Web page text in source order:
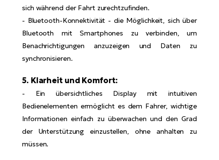
sich während der Fahrt zurechtzufinden.
- Bluetooth-Konnektivität - die Möglichkeit, sich über
Bluetooth mit Smartphones zu verbinden, um
Benachrichtigungen anzuzeigen und Daten zu
synchronisieren.
5. Klarheit und Komfort:
- Ein übersichtliches Display mit intuitiven
Bedienelementen ermöglicht es dem Fahrer, wichtige
Informationen einfach zu überwachen und den Grad
der Unterstützung einzustellen, ohne anhalten zu
müssen.